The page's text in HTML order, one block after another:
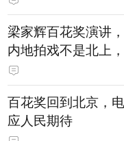
梁家辉百花奖演讲
内地拍戏不是北上
百花奖回到北京，
应人民期待